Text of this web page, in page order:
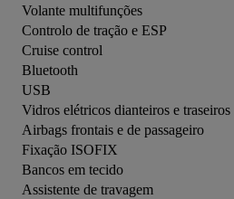
Volante multifunções
Controlo de tração e ESP
Cruise control
Bluetooth
USB
Vidros elétricos dianteiros e traseiros
Airbags frontais e de passageiro
Fixação ISOFIX
Bancos em tecido
Assistente de travagem